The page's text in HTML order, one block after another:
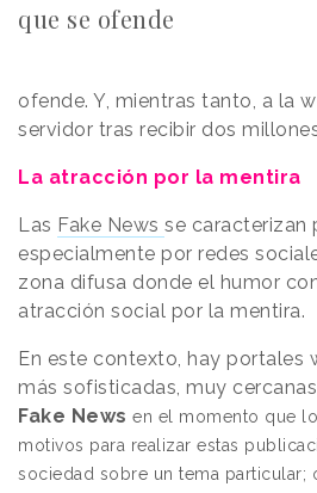
que se ofende
ofende. Y, mientras tanto, a la
servidor tras recibir dos
La atracción por la mentira
Las Fake News se caracterizan
especialmente por redes
zona difusa donde el humor
atracción social por la mentira.
En este contexto, hay portales
más sofisticadas, muy
Fake News en el momento que
motivos para realizar estas
sociedad sobre un tema